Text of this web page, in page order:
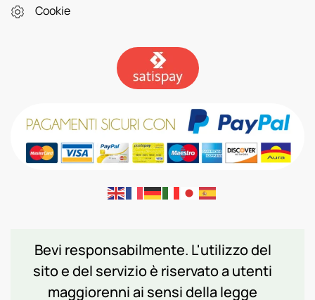
Cookie
Bevi responsabilmente. L'utilizzo del
sito e del servizio è riservato a utenti
maggiorenni ai sensi della legge